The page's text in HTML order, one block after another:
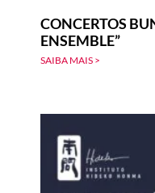
CONCERTOS
ENSEMBLE”
SAIBA MAIS >